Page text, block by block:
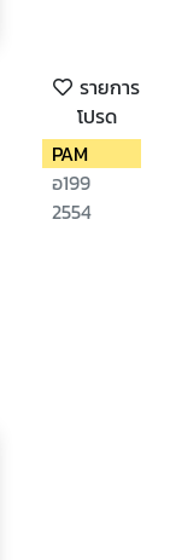
รายการ
โปรด
PAM
อ199
2554